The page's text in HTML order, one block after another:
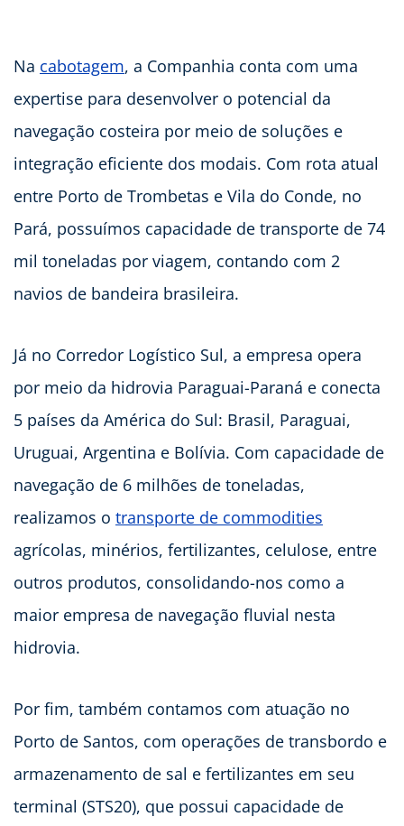
Na cabotagem, a Companhia conta com uma
expertise para desenvolver o potencial da
navegação costeira por meio de soluções e
integração eficiente dos modais. Com rota atual
entre Porto de Trombetas e Vila do Conde, no
Pará, possuímos capacidade de transporte de 74
mil toneladas por viagem, contando com 2
navios de bandeira brasileira.
Já no Corredor Logístico Sul, a empresa opera
por meio da hidrovia Paraguai-Paraná e conecta
5 países da América do Sul: Brasil, Paraguai,
Uruguai, Argentina e Bolívia. Com capacidade de
navegação de 6 milhões de toneladas,
realizamos o transporte de commodities
agrícolas, minérios, fertilizantes, celulose, entre
outros produtos, consolidando-nos como a
maior empresa de navegação fluvial nesta
hidrovia.
Por fim, também contamos com atuação no
Porto de Santos, com operações de transbordo e
armazenamento de sal e fertilizantes em seu
terminal (STS20), que possui capacidade de